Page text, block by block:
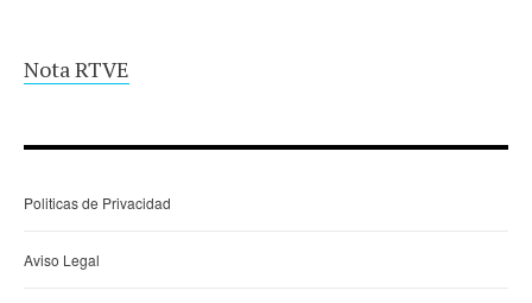
Nota RTVE
Politicas de Privacidad
Aviso Legal